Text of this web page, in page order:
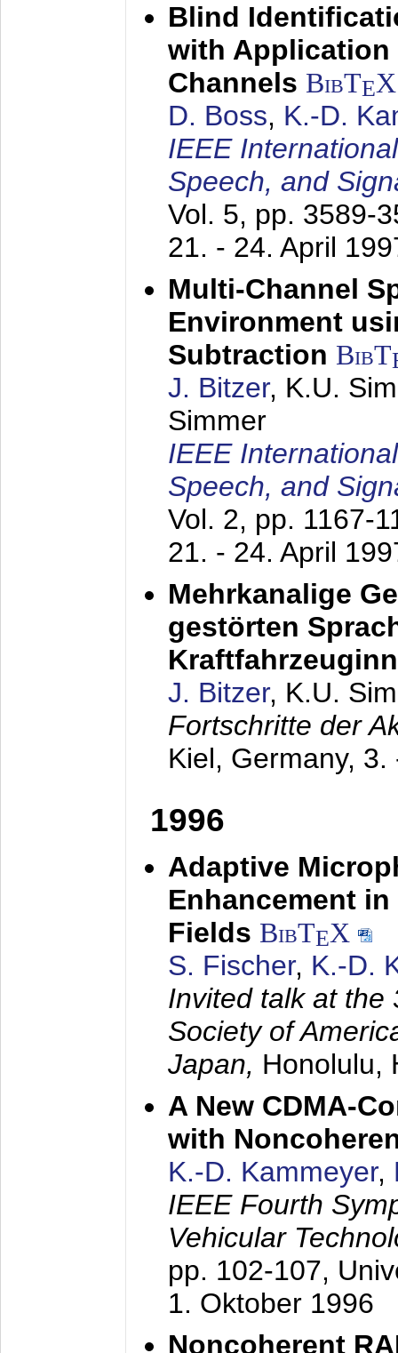
Blind
with Application
Channels BibTEX
D. Boss, K.-D.
IEEE
Speech, and
Vol. 5, pp. 3589-
21. - 24. April
Multi-Channel
Environment
Subtraction BibT
J. Bitzer, K.U.
Simmer
IEEE
Speech, and
Vol. 2, pp. 1167-
21. - 24. April
Mehrkanalige
gestörten
J. Bitzer, K.U.
Fortschritte der
Kiel, Germany, 3.
1996
Adaptive
Enhancement
Fields BibTEX
S. Fischer, K.-D.
Invited talk at the
Society of
Japan, Honolulu,
A New CDMA-
with
K.-D. Kammeyer,
IEEE Fourth
Vehicular
pp. 102-107,
1. Oktober 1996
Noncoherent